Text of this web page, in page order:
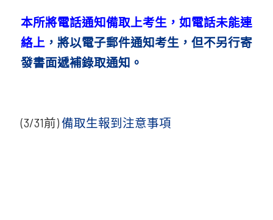
本所將電話通知備取上考生，如電話未能連
絡上，將以電子郵件通知考生，但不另行寄
發書面遞補錄取通知。
(3/31前)備取生報到注意事項